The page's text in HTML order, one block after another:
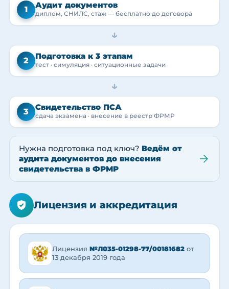
1 Аудит документов
диплом, СНИЛС, стаж — бесплатно до договора
→
2 Подготовка к 3 этапам
тест · симуляция · ситуационные задачи
→
3 Свидетельство ПСА
сдача экзамена · внесение в реестр ФРМР
Нужна подготовка под ключ? Ведём от
аудита документов до внесения
свидетельства в ФРМР
Лицензия и аккредитация
Лицензия №Л035-01298-77/00181682 от
13 декабря 2019 года